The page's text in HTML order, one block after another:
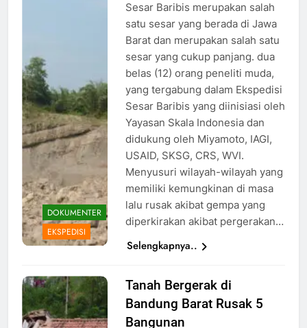
Ekspedisi
DOKUMENTER
EKSPEDISI
Sesar Baribis merupakan salah
satu sesar yang berada di Jawa
Barat dan merupakan salah satu
sesar yang cukup panjang. dua
belas (12) orang peneliti muda,
yang tergabung dalam Ekspedisi
Sesar Baribis yang diinisiasi oleh
Yayasan Skala Indonesia dan
didukung oleh Miyamoto, IAGI,
USAID, SKSG, CRS, WVI.
Menyusuri wilayah-wilayah yang
memiliki kemungkinan di masa
lalu rusak akibat gempa yang
diperkirakan akibat pergerakan…
Selengkapnya..
Ilustrasi
Sekolah
Hancur
Tanah Bergerak di
Bandung Barat Rusak 5
Bangunan